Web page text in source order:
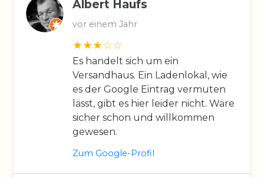
Albert Haufs
vor einem Jahr
Es handelt sich um ein
Versandhaus. Ein Ladenlokal, wie
es der Google Eintrag vermuten
lässt, gibt es hier leider nicht. Wäre
sicher schon und willkommen
gewesen.
Zum Google-Profil